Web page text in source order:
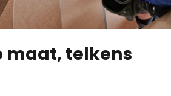
maat, telkens